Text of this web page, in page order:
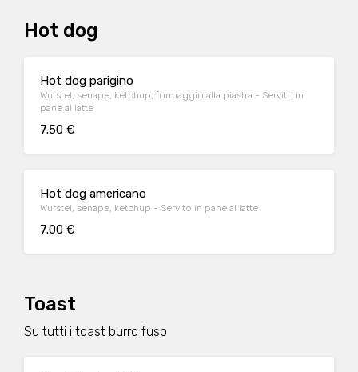
Hot dog
Hot dog parigino
Wurstel, senape, ketchup, formaggio alla piastra - Servito in
pane al latte
7.50 €
Hot dog americano
Wurstel, senape, ketchup - Servito in pane al latte
7.00 €
Toast
Su tutti i toast burro fuso